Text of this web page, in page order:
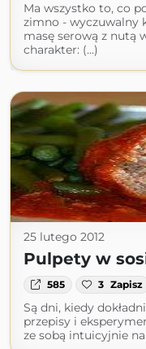
Ma wszystko to, co
zimno - wyczuwalny
masę serową z nutą
charakter: (...)
25 lutego 2012
Pulpety w
585 3 Zapisz
Są dni, kiedy
przepisy i
ze sobą intuicyjnie